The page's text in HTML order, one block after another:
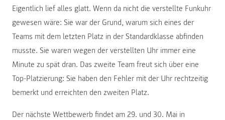
Eigentlich lief alles glatt. Wenn da nicht die verstellte Funkuhr
gewesen wäre: Sie war der Grund, warum sich eines der
Teams mit dem letzten Platz in der Standardklasse abfinden
musste. Sie waren wegen der verstellten Uhr immer eine
Minute zu spät dran. Das zweite Team freut sich über eine
Top-Platzierung: Sie haben den Fehler mit der Uhr rechtzeitig
bemerkt und erreichten den zweiten Platz.
Der nächste Wettbewerb findet am 29. und 30. Mai in